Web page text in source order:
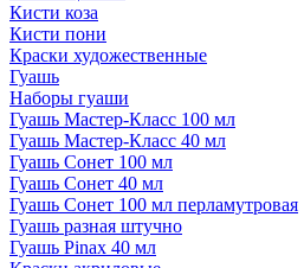
Кисти коза
Кисти пони
Краски художественные
Гуашь
Наборы гуаши
Гуашь Мастер-Класс 100 мл
Гуашь Мастер-Класс 40 мл
Гуашь Сонет 100 мл
Гуашь Сонет 40 мл
Гуашь Сонет 100 мл перламутровая
Гуашь разная штучно
Гуашь Pinax 40 мл